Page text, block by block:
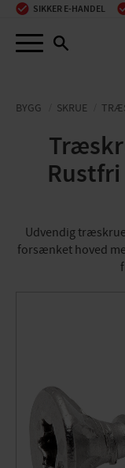
Menu
SIKKER E-HANDEL
BYGG SKRUE
Udvendig
forsænket hoved